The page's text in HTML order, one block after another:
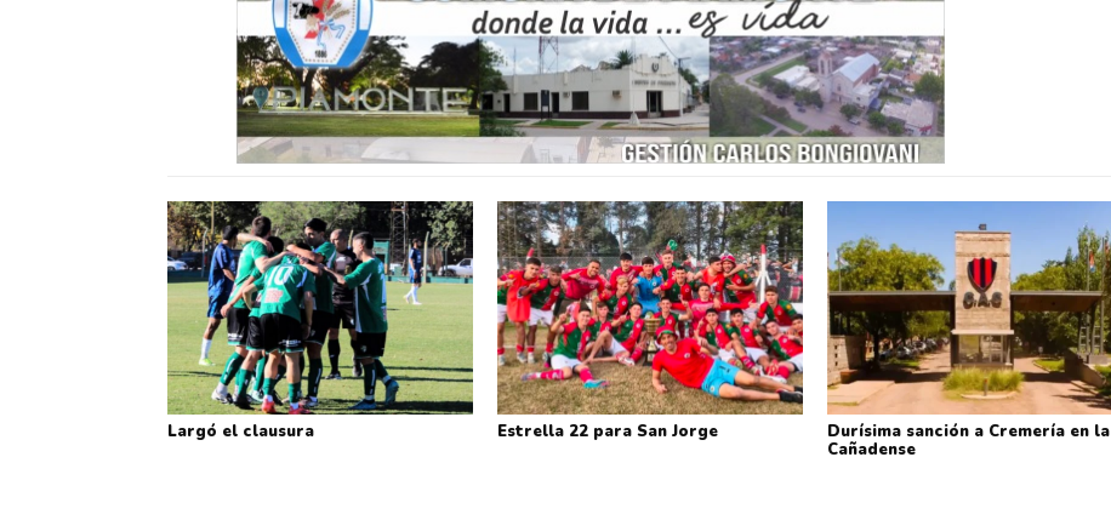
Largó el clausura Estrella 22 para San Jorge
Durísima sanción a Cremería en la
Cañadense